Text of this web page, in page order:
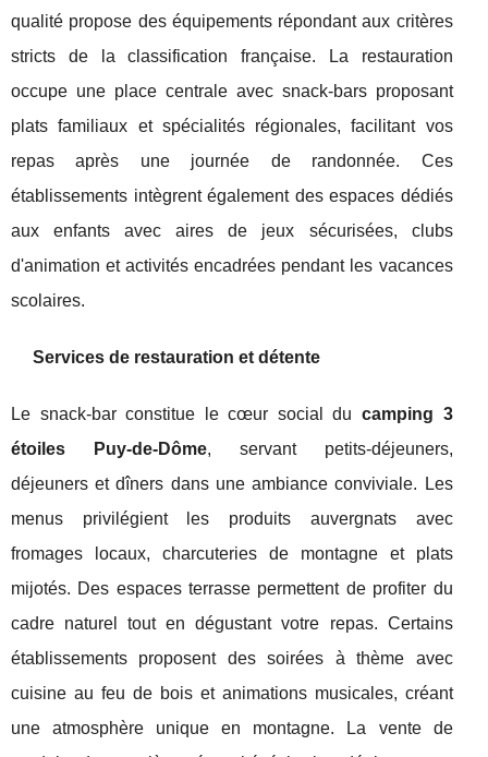
qualité propose des équipements répondant aux critères
stricts de la classification française. La restauration
occupe une place centrale avec snack-bars proposant
plats familiaux et spécialités régionales, facilitant vos
repas après une journée de randonnée. Ces
établissements intègrent également des espaces dédiés
aux enfants avec aires de jeux sécurisées, clubs
d'animation et activités encadrées pendant les vacances
scolaires.
Services de restauration et détente
Le snack-bar constitue le cœur social ducamping 3
étoiles Puy-de-Dôme, servant petits-déjeuners,
déjeuners et dîners dans une ambiance conviviale. Les
menus privilégient les produits auvergnats avec
fromages locaux, charcuteries de montagne et plats
mijotés. Des espaces terrasse permettent de profiter du
cadre naturel tout en dégustant votre repas. Certains
établissements proposent des soirées à thème avec
cuisine au feu de bois et animations musicales, créant
une atmosphère unique en montagne. La vente de